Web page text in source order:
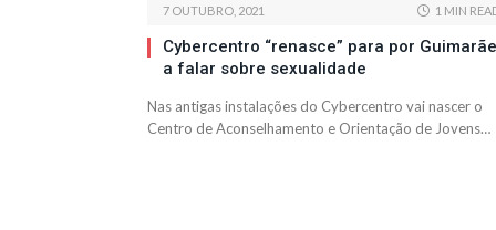
7 OUTUBRO, 2021 1 MIN
Cybercentro “renasce” para por
a falar sobre sexualidade
Nas antigas instalações do Cybercentro vai nascer o
Centro de Aconselhamento e Orientação de Jovens…